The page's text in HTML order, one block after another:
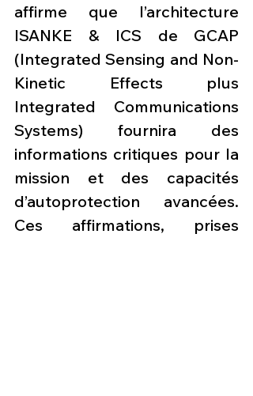
affirme que l’architecture
ISANKE & ICS de GCAP
(Integrated Sensing and Non-
Kinetic Effects plus
Integrated Communications
Systems) fournira des
informations critiques pour la
mission et des capacités
d’autoprotection avancées.
Ces affirmations, prises